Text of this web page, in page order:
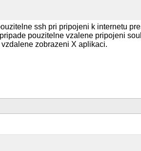
ssh pri pripojeni k internetu
pouzitelne vzalene pripojeni
zobrazeni X aplikaci.